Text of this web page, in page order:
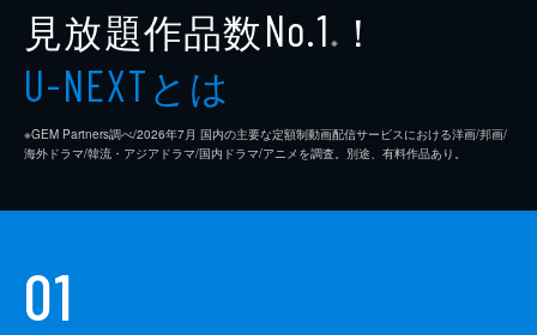
見放題作品数No.1 ※ ！
U-NEXTとは
※GEM Partners調べ/2026年7⽉ 国内の主要な定額制動画配信サービスにおける洋画/邦画/
海外ドラマ/韓流・アジアドラマ/国内ドラマ/アニメを調査。別途、有料作品あり。
01